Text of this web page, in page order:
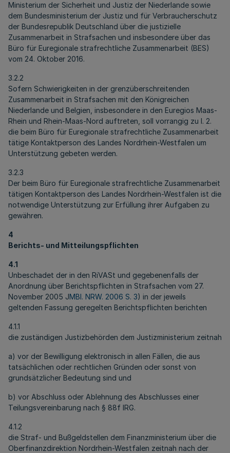
Ministerium der Sicherheit und Justiz der Niederlande sowie
dem Bundesministerium der Justiz und für Verbraucherschutz
der Bundesrepublik Deutschland über die justizielle
Zusammenarbeit in Strafsachen und insbesondere über das
Büro für Euregionale strafrechtliche Zusammenarbeit (BES)
vom 24. Oktober 2016.
3.2.2
Sofern Schwierigkeiten in der grenzüberschreitenden
Zusammenarbeit in Strafsachen mit den Königreichen
Niederlande und Belgien, insbesondere in den Euregios Maas-
Rhein und Rhein-Maas-Nord auftreten, soll vorrangig zu I. 2.
die beim Büro für Euregionale strafrechtliche Zusammenarbeit
tätige Kontaktperson des Landes Nordrhein-Westfalen um
Unterstützung gebeten werden.
3.2.3
Der beim Büro für Euregionale strafrechtliche Zusammenarbeit
tätigen Kontaktperson des Landes Nordrhein-Westfalen ist die
notwendige Unterstützung zur Erfüllung ihrer Aufgaben zu
gewähren.
4
Berichts- und Mitteilungspflichten
4.1
Unbeschadet der in den RiVASt und gegebenenfalls der
Anordnung über Berichtspflichten in Strafsachen vom 27.
November 2005 JMBl. NRW. 2006 S. 3) in der jeweils
geltenden Fassung geregelten Berichtspflichten berichten
4.1.1
die zuständigen Justizbehörden dem Justizministerium zeitnah
a) vor der Bewilligung elektronisch in allen Fällen, die aus
tatsächlichen oder rechtlichen Gründen oder sonst von
grundsätzlicher Bedeutung sind und
b) vor Abschluss oder Ablehnung des Abschlusses einer
Teilungsvereinbarung nach § 88f IRG.
4.1.2
die Straf- und Bußgeldstellen dem Finanzministerium über die
Oberfinanzdirektion Nordrhein-Westfalen zeitnah nach der